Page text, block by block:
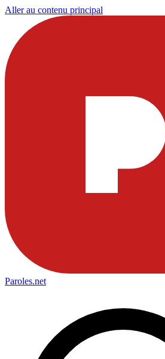
Aller au contenu principal
Paroles.net